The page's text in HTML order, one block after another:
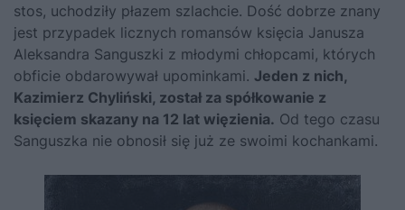
stos, uchodziły płazem szlachcie. Dość dobrze znany
jest przypadek licznych romansów księcia Janusza
Aleksandra Sanguszki z młodymi chłopcami, których
obficie obdarowywał upominkami. Jeden z nich,
Kazimierz Chyliński, został za spółkowanie z
księciem skazany na 12 lat więzienia. Od tego czasu
Sanguszka nie obnosił się już ze swoimi kochankami.